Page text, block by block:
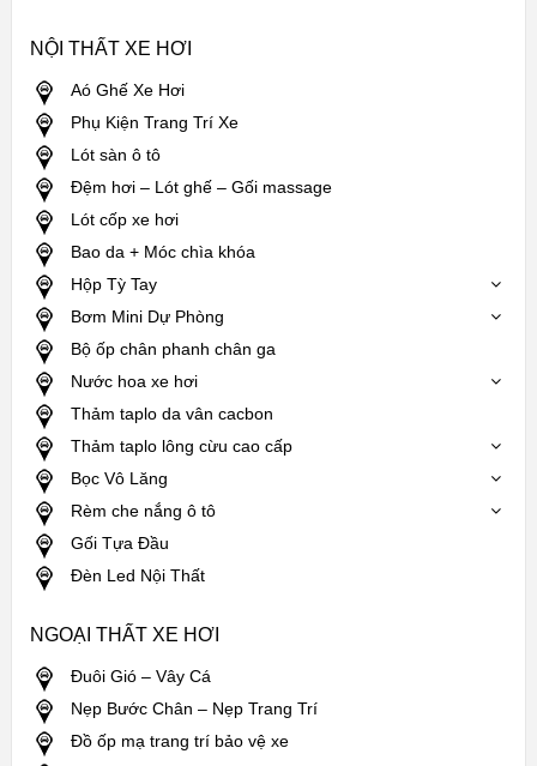
NỘI THẤT XE HƠI
Aó Ghế Xe Hơi
Phụ Kiện Trang Trí Xe
Lót sàn ô tô
Đệm hơi – Lót ghế – Gối massage
Lót cốp xe hơi
Bao da + Móc chìa khóa
Hộp Tỳ Tay
Bơm Mini Dự Phòng
Bộ ốp chân phanh chân ga
Nước hoa xe hơi
Thảm taplo da vân cacbon
Thảm taplo lông cừu cao cấp
Bọc Vô Lăng
Rèm che nắng ô tô
Gối Tựa Đầu
Đèn Led Nội Thất
NGOẠI THẤT XE HƠI
Đuôi Gió – Vây Cá
Nẹp Bước Chân – Nẹp Trang Trí
Đồ ốp mạ trang trí bảo vệ xe